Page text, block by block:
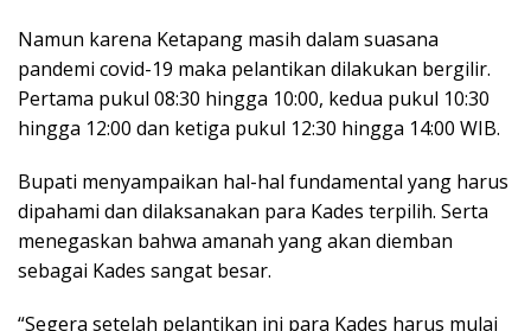
Namun karena Ketapang masih dalam suasana
pandemi covid-19 maka pelantikan dilakukan bergilir.
Pertama pukul 08:30 hingga 10:00, kedua pukul 10:30
hingga 12:00 dan ketiga pukul 12:30 hingga 14:00 WIB.
Bupati menyampaikan hal-hal fundamental yang harus
dipahami dan dilaksanakan para Kades terpilih. Serta
menegaskan bahwa amanah yang akan diemban
sebagai Kades sangat besar.
“Segera setelah pelantikan ini para Kades harus mulai